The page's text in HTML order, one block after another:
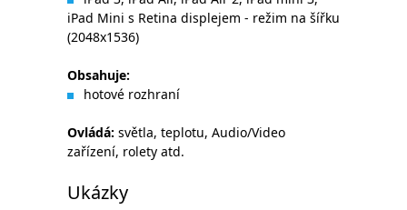
iPad Mini s Retina displejem - režim na šířku
(2048x1536)
Obsahuje:
hotové rozhraní
Ovládá: světla, teplotu, Audio/Video
zařízení, rolety atd.
Ukázky